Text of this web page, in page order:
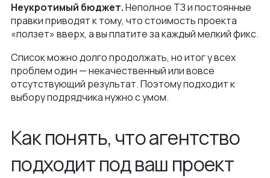
Неукротимый бюджет.Неполное ТЗ и постоянные
правки приводят к тому, что стоимость проекта
«ползет» вверх, а вы платите за каждый мелкий фикс.
Список можно долго продолжать, но итог у всех
проблем один — некачественный или вовсе
отсутствующий результат. Поэтому подходит к
выбору подрядчика нужно с умом.
Как понять, что агентство
подходит под ваш проект